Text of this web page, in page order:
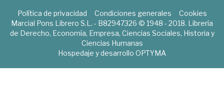
Política de privacidad Condiciones generales
Cookies
Marcial Pons Librero S.L. - B82947326 © 1948 - 2018. Librería
de Derecho, Economía, Empresa, Ciencias Sociales, Historia y
Ciencias Humanas
Hospedaje y desarrollo OPTYMA